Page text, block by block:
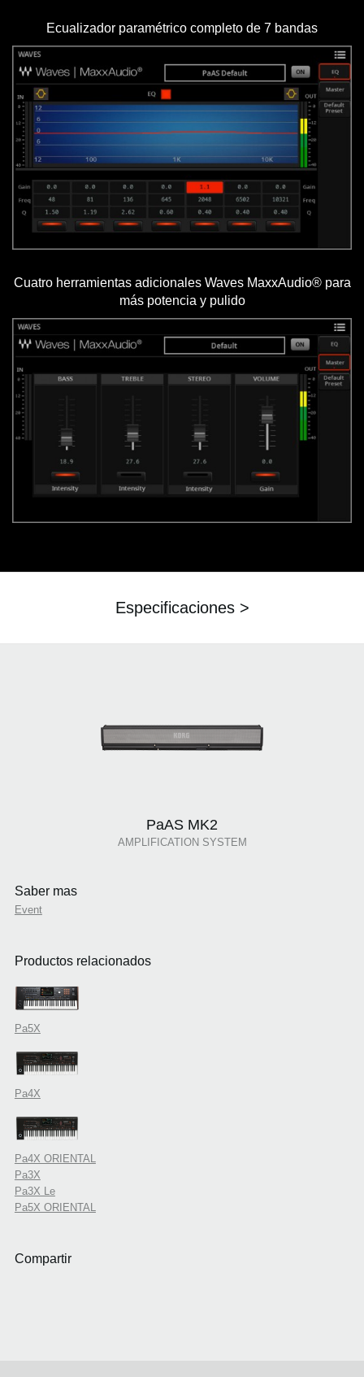
Ecualizador paramétrico completo de 7 bandas
Cuatro herramientas adicionales Waves MaxxAudio® para
más potencia y pulido
Especificaciones >
PaAS MK2
AMPLIFICATION SYSTEM
Saber mas
Event
Productos relacionados
Pa5X
Pa4X
Pa4X ORIENTAL
Pa3X
Pa3X Le
Pa5X ORIENTAL
Compartir